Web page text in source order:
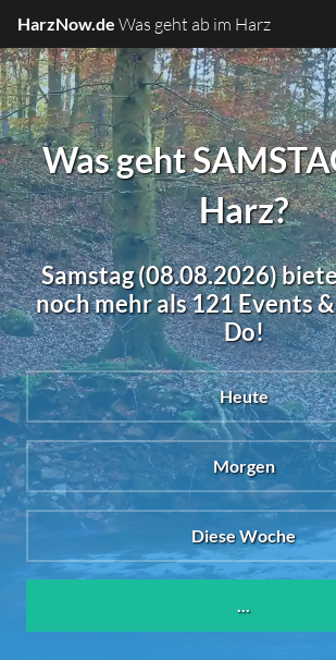
HarzNow.de Was geht ab im Harz
Was geht
Harz?
Samstag (08.08.2026)
noch mehr als 121 Events
Do!
Heute
Morgen
Diese Woche